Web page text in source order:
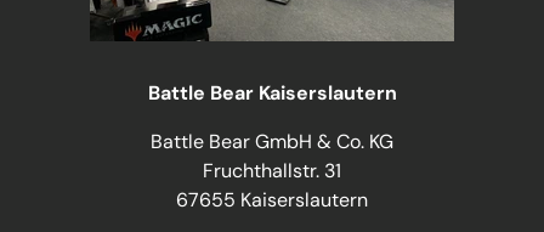
Battle Bear Kaiserslautern
Battle Bear GmbH & Co. KG
Fruchthallstr. 31
67655 Kaiserslautern